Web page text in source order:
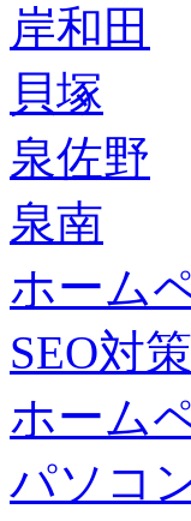
岸和田
貝塚
泉佐野
泉南
ホーム
SEO対策
ホーム
パソコ